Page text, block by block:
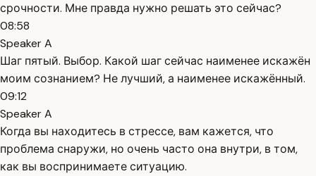
срочности. Мне правда нужно решать это сейчас?
08:58
Speaker A
Шаг пятый. Выбор. Какой шаг сейчас наименее искажён
моим сознанием? Не лучший, а наименее искажённый.
09:12
Speaker A
Когда вы находитесь в стрессе, вам кажется, что
проблема снаружи, но очень часто она внутри, в том,
как вы воспринимаете ситуацию.